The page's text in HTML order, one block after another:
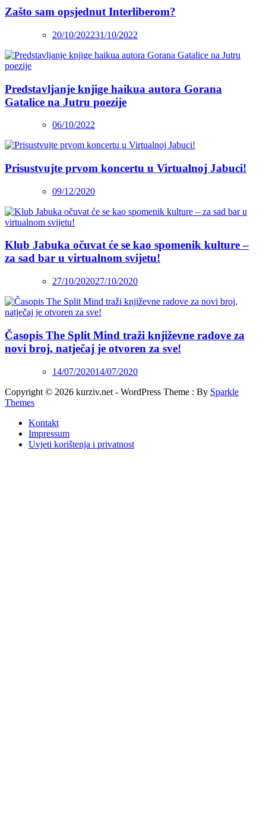
Zašto sam opsjednut Interliberom?
20/10/202231/10/2022
Predstavljanje knjige haikua autora Gorana
Gatalice na Jutru poezije
06/10/2022
Prisustvujte prvom koncertu u Virtualnoj Jabuci!
09/12/2020
Klub Jabuka očuvat će se kao spomenik kulture –
za sad bar u virtualnom svijetu!
27/10/202027/10/2020
Časopis The Split Mind traži književne radove za
novi broj, natječaj je otvoren za sve!
14/07/202014/07/2020
Copyright © 2026 kurziv.net - WordPress Theme : By Sparkle
Themes
Kontakt
Impressum
Uvjeti korištenja i privatnost